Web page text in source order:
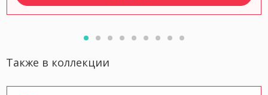
Также в коллекции